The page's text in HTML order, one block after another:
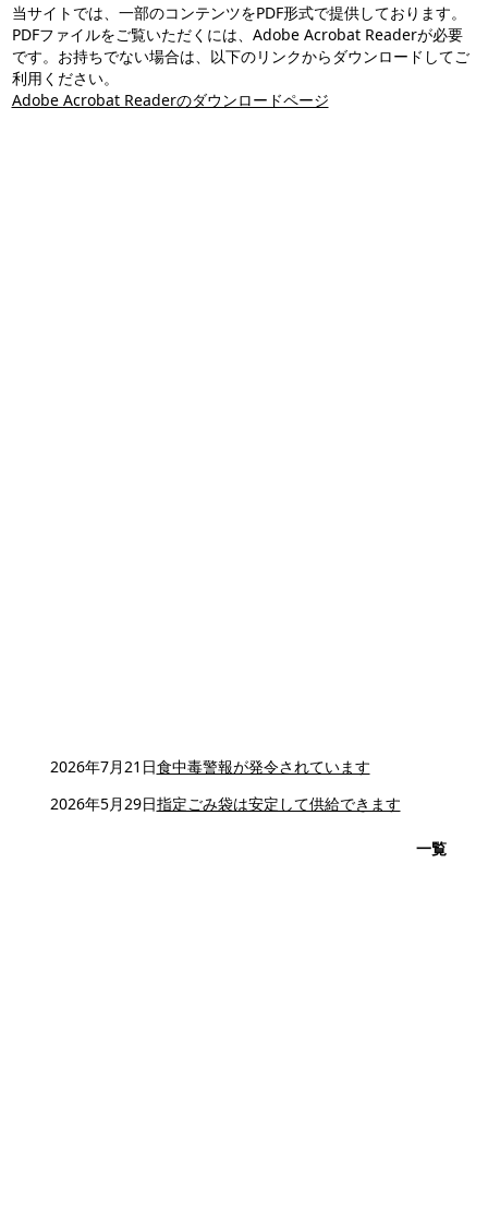
当サイトでは、一部のコンテンツをPDF形式で提供しております。
PDFファイルをご覧いただくには、Adobe Acrobat Readerが必要
です。お持ちでない場合は、以下のリンクからダウンロードしてご
利用ください。
Adobe Acrobat Readerのダウンロードページ
2026年7月21日食中毒警報が発令されています
2026年5月29日指定ごみ袋は安定して供給できます
一覧